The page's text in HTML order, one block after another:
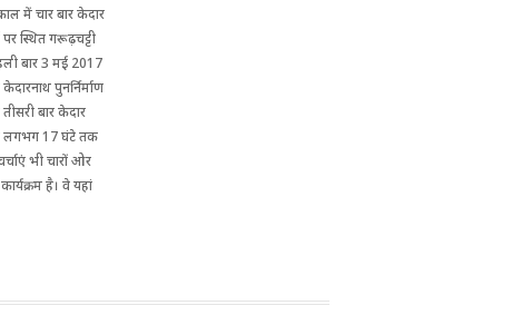
में चार बार केदार
स्थित गरूढ़चट्टी
बार 3 मई 2017
पुनर्निर्माण
बार केदार
में लगभग 17 घंटे तक
भी चारों ओर
है। वे यहां